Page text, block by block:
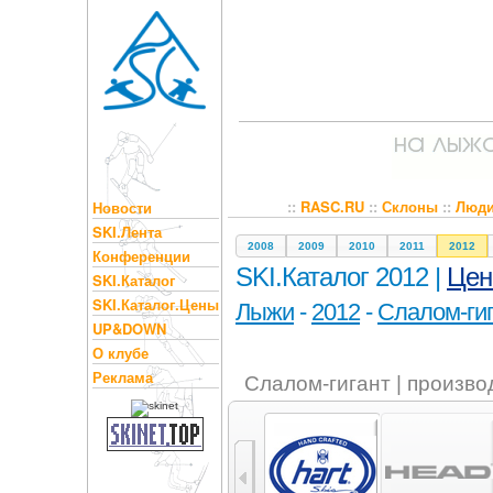
Новости
SKI.Лента
Конференции
SKI.Каталог
SKI.Каталог.Цены
UP&DOWN
О клубе
Реклама
:: RASC.RU:: Склоны::
2008 2009 2010 2011 2012
SKI.Каталог 2012 |
Лыжи - 2012- Слалом-
Слалом-гигант |